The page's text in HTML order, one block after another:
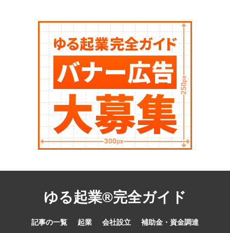
ゆる起業®完全ガイド
記事の一覧 起業 会社設立 補助金・資金調達